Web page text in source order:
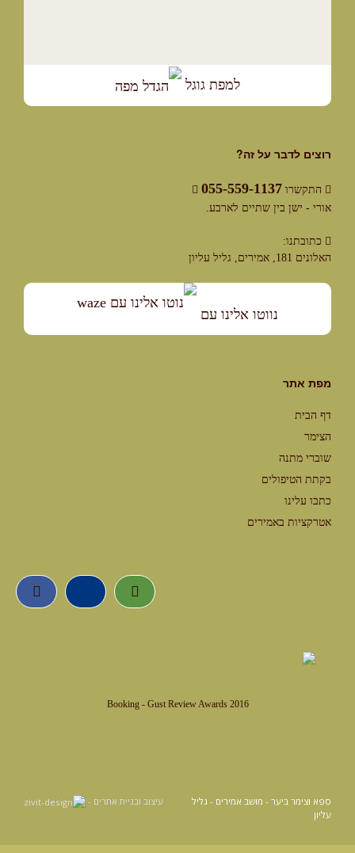
למפת גוגל
רוצים לדבר על זה?
התקשרו055-559-1137
אורי - ישן בין שתיים לארבע.
כתובתנו:
האלונים 181, אמירים, גליל עליון
נווטו אלינו עם
מפת אתר
דף הבית
הצימר
שוברי מתנה
בקתת הטיפולים
כתבו עלינו
אטרקציות באמירים
Booking - Gust Review Awards 2016
ספא וצימר ביער - מושב אמירים - גליל
עליון
עיצוב ובניית אתרים -